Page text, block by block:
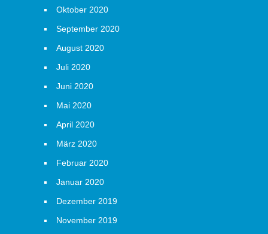
Oktober 2020
September 2020
August 2020
Juli 2020
Juni 2020
Mai 2020
April 2020
März 2020
Februar 2020
Januar 2020
Dezember 2019
November 2019